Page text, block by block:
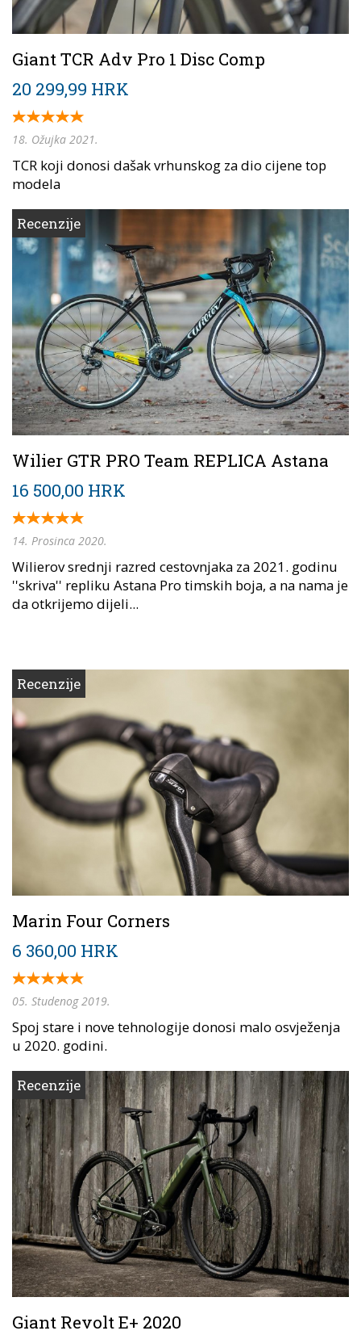
Giant TCR Adv Pro 1 Disc Comp
20 299,99 HRK
18. Ožujka 2021.
TCR koji donosi dašak vrhunskog za dio cijene top
modela
Recenzije
Wilier GTR PRO Team REPLICA Astana
16 500,00 HRK
14. Prosinca 2020.
Wilierov srednji razred cestovnjaka za 2021. godinu
''skriva'' repliku Astana Pro timskih boja, a na nama je
da otkrijemo dijeli...
Recenzije
Marin Four Corners
6 360,00 HRK
05. Studenog 2019.
Spoj stare i nove tehnologije donosi malo osvježenja
u 2020. godini.
Recenzije
Giant Revolt E+ 2020